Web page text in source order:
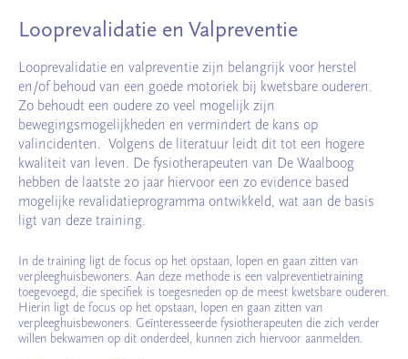
Looprevalidatie en Valpreventie
Looprevalidatie en valpreventie zijn belangrijk voor herstel
en/of behoud van een goede motoriek bij kwetsbare ouderen.
Zo behoudt een oudere zo veel mogelijk zijn
bewegingsmogelijkheden en vermindert de kans op
valincidenten. Volgens de literatuur leidt dit tot een hogere
kwaliteit van leven. De fysiotherapeuten van De Waalboog
hebben de laatste 20 jaar hiervoor een zo evidence based
mogelijke revalidatieprogramma ontwikkeld, wat aan de basis
ligt van deze training.
In de training ligt de focus op het opstaan, lopen en gaan zitten van
verpleeghuisbewoners. Aan deze methode is een valpreventietraining
toegevoegd, die specifiek is toegesneden op de meest kwetsbare ouderen.
Hierin ligt de focus op het opstaan, lopen en gaan zitten van
verpleeghuisbewoners. Geïnteresseerde fysiotherapeuten die zich verder
willen bekwamen op dit onderdeel, kunnen zich hiervoor aanmelden.